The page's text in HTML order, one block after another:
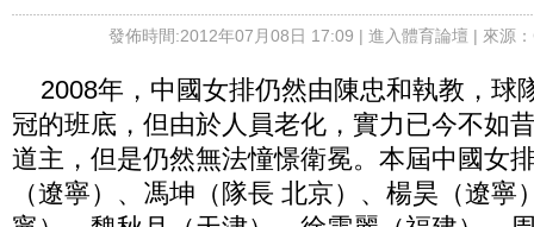
發佈時間:2012年07月08日 17:09 | 進入體育論壇 | 來源
2008年，中國女排仍然由陳忠和執教，球
冠的班底，但由於人員老化，實力已今不如
道主，但是仍然無法憧憬衛冕。本屆中國女
（遼寧）、馮坤（隊長 北京）、楊昊（遼寧